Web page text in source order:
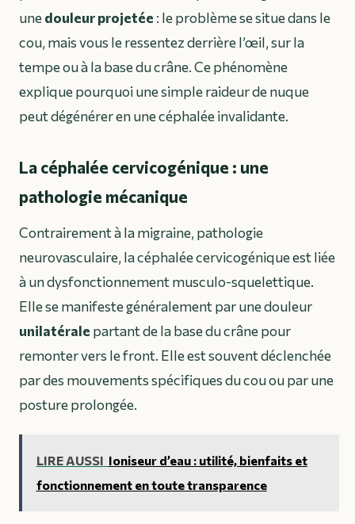
unedouleur projetée : le problème se situe dans le
cou, mais vous le ressentez derrière l’œil, sur la
tempe ou à la base du crâne. Ce phénomène
explique pourquoi une simple raideur de nuque
peut dégénérer en une céphalée invalidante.
La céphalée cervicogénique : une
pathologie mécanique
Contrairement à la migraine, pathologie
neurovasculaire, la céphalée cervicogénique est liée
à un dysfonctionnement musculo-squelettique.
Elle se manifeste généralement par une douleur
unilatérale partant de la base du crâne pour
remonter vers le front. Elle est souvent déclenchée
par des mouvements spécifiques du cou ou par une
posture prolongée.
LIRE AUSSI Ioniseur d’eau : utilité, bienfaits et
fonctionnement en toute transparence